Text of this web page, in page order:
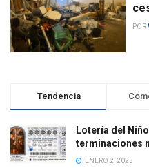
POR
Tendencia
Lotería del
terminaciones
ENERO 2, 2025